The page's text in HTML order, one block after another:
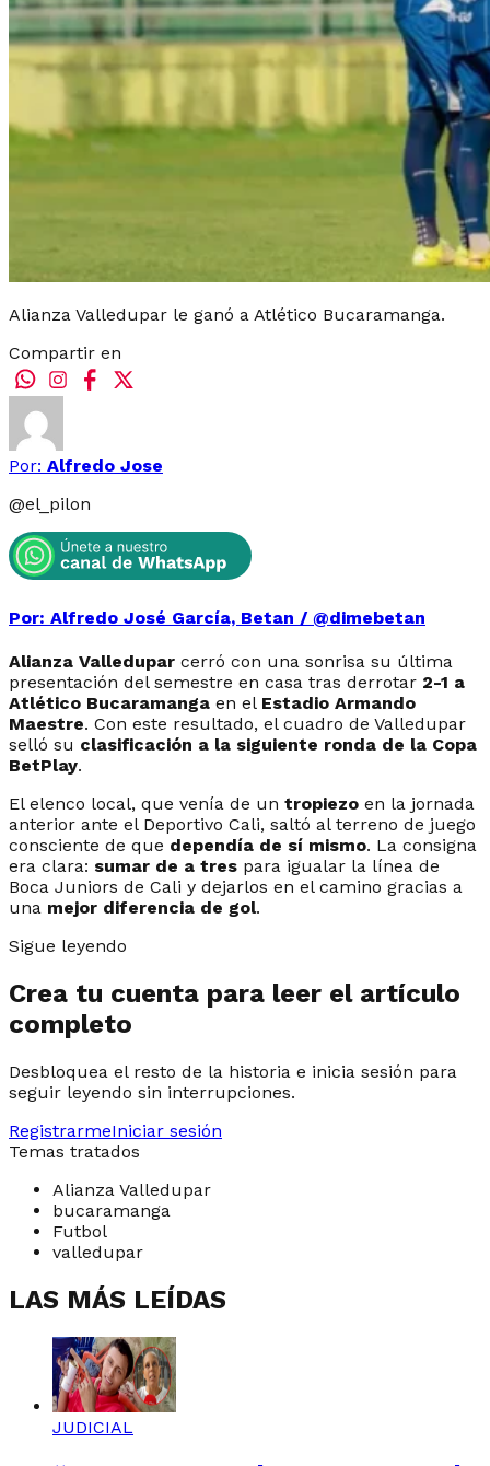
Alianza Valledupar le ganó a Atlético Bucaramanga.
Compartir en
Por: Alfredo Jose
@el_pilon
Por: Alfredo José García, Betan / @dimebetan
Alianza Valledupar cerró con una sonrisa su última
presentación del semestre en casa tras derrotar 2-1 a
Atlético Bucaramanga en el Estadio Armando
Maestre. Con este resultado, el cuadro de Valledupar
selló su clasificación a la siguiente ronda de la Copa
BetPlay.
El elenco local, que venía de un tropiezo en la jornada
anterior ante el Deportivo Cali, saltó al terreno de juego
consciente de que dependía de sí mismo. La consigna
era clara: sumar de a tres para igualar la línea de
Boca Juniors de Cali y dejarlos en el camino gracias a
una mejor diferencia de gol.
Sigue leyendo
Crea tu cuenta para leer el artículo
completo
Desbloquea el resto de la historia e inicia sesión para
seguir leyendo sin interrupciones.
RegistrarmeIniciar sesión
Temas tratados
Alianza Valledupar
bucaramanga
Futbol
valledupar
LAS MÁS LEÍDAS
JUDICIAL